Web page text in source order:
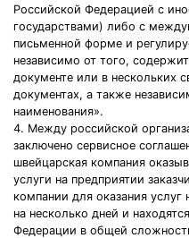
Российской Федерацией с
государствами) либо с
письменной форме и
независимо от того,
документе или в нескольких
документах, а также
наименования».
4. Между российской
заключено сервисное
швейцарская компания
услуги на предприятии
компании для оказания
на несколько дней и
Федерации в общей